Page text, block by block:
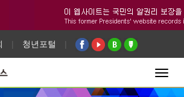
| 청년포털 |